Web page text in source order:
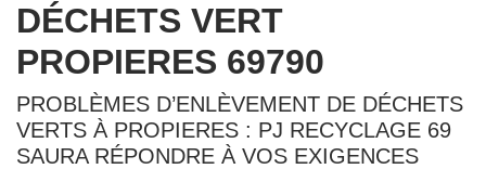
DÉCHETS VERT
PROPIERES 69790
PROBLÈMES D’ENLÈVEMENT DE DÉCHETS
VERTS À PROPIERES : PJ RECYCLAGE 69
SAURA RÉPONDRE À VOS EXIGENCES